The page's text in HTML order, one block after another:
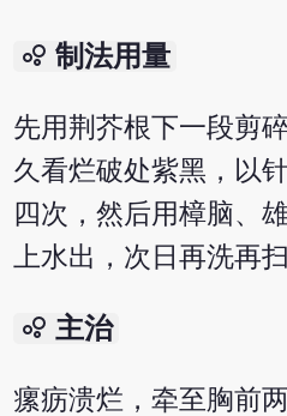
bubble_chart 制法用量
先用荆芥根下一段剪
久看烂破处紫黑，以
四次，然后用樟脑、
上水出，次日再洗再
bubble_chart 主治
瘰疬溃烂，牵至胸前